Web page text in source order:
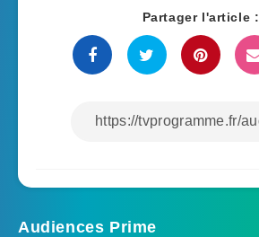
Partager l'article :
Audiences Prime